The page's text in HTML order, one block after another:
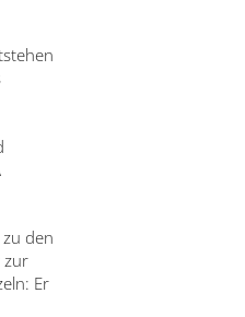
den
zur
Er